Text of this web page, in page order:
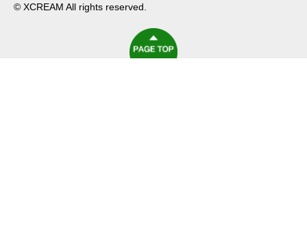
© XCREAM All rights reserved.